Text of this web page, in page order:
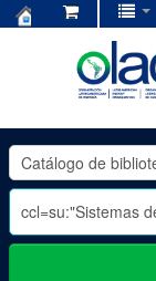
OLADE
-